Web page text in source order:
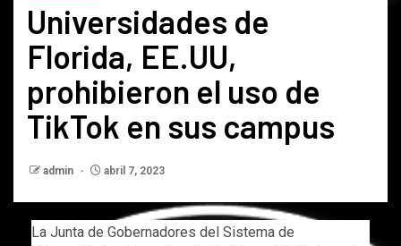
Universidades de
Florida, EE.UU,
prohibieron el uso de
TikTok en sus campus
admin abril 7, 2023
La Junta de Gobernadores del Sistema de